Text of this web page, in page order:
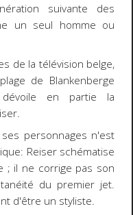
suivante des
un seul homme ou
de la télévision belge,
de Blankenberge
en partie la
personnages n'est
Reiser schématise
; il ne corrige pas son
du premier jet.
d'être un styliste.